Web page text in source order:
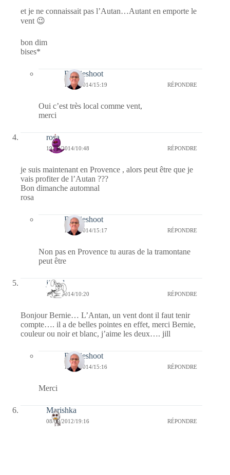
et je ne connaissait pas l’Autan…Autant en emporte le
vent 😉
bon dim
bises*
Bernieshoot
19/10/2014/15:19 RÉPONDRE
Oui c’est très local comme vent,
merci
rosa
19/10/2014/10:48 RÉPONDRE
je suis maintenant en Provence , alors peut être que je
vais profiter de l’Autan ???
Bon dimanche automnal
rosa
Bernieshoot
19/10/2014/15:17 RÉPONDRE
Non pas en Provence tu auras de la tramontane
peut être
jill bll
19/10/2014/10:20 RÉPONDRE
Bonjour Bernie… L’Antan, un vent dont il faut tenir
compte…. il a de belles pointes en effet, merci Bernie,
couleur ou noir et blanc, j’aime les deux…. jill
Bernieshoot
19/10/2014/15:16 RÉPONDRE
Merci
Marishka
08/09/2012/19:16 RÉPONDRE